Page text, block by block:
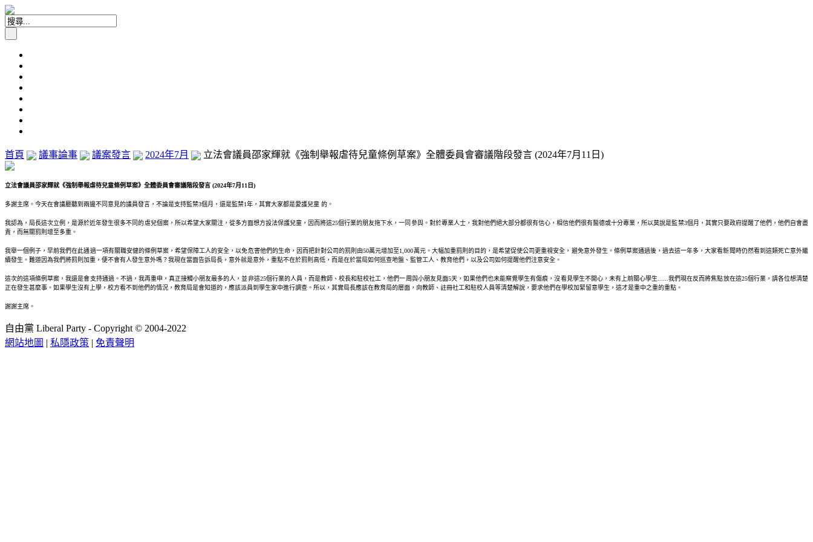
首頁 議事論事 議案發言 2024年7月 立法會議員邵家輝就《強制舉報虐待兒童條例草案》全體委員會審議階段發言 (2024年7月11日)
立法會議員邵家輝就《強制舉報虐待兒童條例草案》全體委員會審議階段發言 (2024年7月11日)
多謝主席。今天在會議廳聽到兩邊不同意見的議員發言，不論是支持監禁3個月，還是監禁1年，其實大家都是愛護兒童 的。
我認為，局長這次立例，是源於近年發生很多不同的虐兒個案，所以希望大家關注，從多方面想方設法保護兒童，因而將這25個行業的朋友拖下水，一同參與。對於專業人士，我對他們絕大部分都很有信心，相信他們很有醫德或十分專業，所以莫說是監禁3個月，其實只要政府提醒了他們，他們自會盡
責，而無關罰則增至多重。
我舉一個例子，早前我們在此通過一項有關職安健的條例草案，希望保障工人的安全，以免危害他們的生命，因而把針對公司的罰則由50萬元增加至1,000萬元。大幅加重罰則的目的，是希望促使公司更重視安全，避免意外發生。條例草案通過後，過去這一年多，大家看新聞時仍然看到這類死亡意外繼
續發生。難道因為我們將罰則加重，便不會有人發生意外嗎？我現在當面告訴局長，意外就是意外，重點不在於罰則高低，而是在於當局如何巡查地盤、監管工人、教育他們，以及公司如何提醒他們注意安全。
這次的這項條例草案，我還是會支持通過。不過，我再重申，真正接觸小朋友最多的人，並非這25個行業的人員，而是教師、校長和駐校社工，他們一周與小朋友見面5天，如果他們也未能察覺學生有傷痕，沒看見學生不開心，未有上前關心學生......我們現在反而將焦點放在這25個行業，請各位想清楚
正在發生甚麼事。如果學生沒有上學，校方看不到他們的情況，教育局是會知道的，應該派員到學生家中進行調查。所以，其實局長應該在教育局的層面，向教師、註冊社工和駐校人員等清楚解說，要求他們在學校加緊留意學生，這才是重中之重的重點。
謝謝主席。
自由黨 Liberal Party - Copyright © 2004-2022
網站地圖 | 私隱政策 | 免責聲明